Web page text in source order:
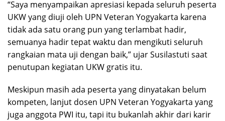
“Saya menyampaikan apresiasi kepada seluruh peserta
UKW yang diuji oleh UPN Veteran Yogyakarta karena
tidak ada satu orang pun yang terlambat hadir,
semuanya hadir tepat waktu dan mengikuti seluruh
rangkaian mata uji dengan baik,” ujar Susilastuti saat
penutupan kegiatan UKW gratis itu.
Meskipun masih ada peserta yang dinyatakan belum
kompeten, lanjut dosen UPN Veteran Yogyakarta yang
juga anggota PWI itu, tapi itu bukanlah akhir dari karir